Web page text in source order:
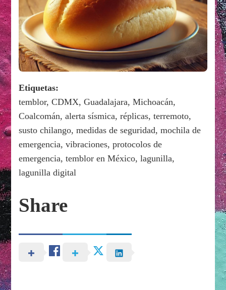
Etiquetas:
temblor, CDMX, Guadalajara, Michoacán,
Coalcomán, alerta sísmica, réplicas, terremoto,
susto chilango, medidas de seguridad, mochila de
emergencia, vibraciones, protocolos de
emergencia, temblor en México, lagunilla,
lagunilla digital
Share